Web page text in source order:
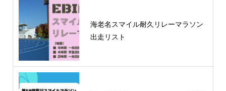
海老名スマイル耐久リレーマラソン
出走リスト